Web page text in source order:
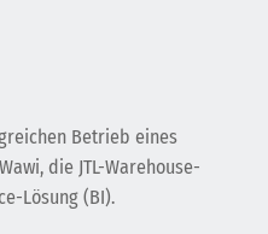
Betrieb eines
die JTL-Warehouse-
Lösung (BI).